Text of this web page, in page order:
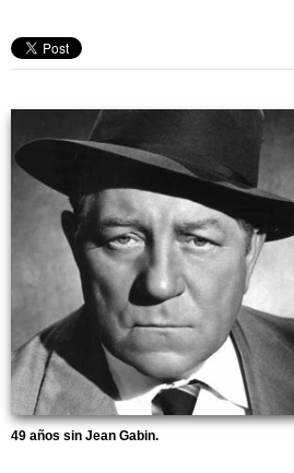
49 años sin Jean Gabin.